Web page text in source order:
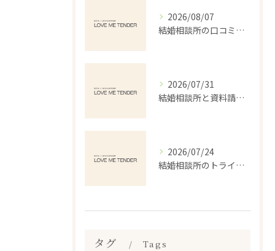
2026/08/07
結婚相談所の口コミランキングで本当に失敗しない選び方を徹底解説
2026/07/31
結婚相談所と資料請求で北海道千歳市勇舞の婚活を安心して始めるポイント
2026/07/24
結婚相談所のトライアルで安心婚活を始める体験と失敗しない選び方ガイド
タグ Tags